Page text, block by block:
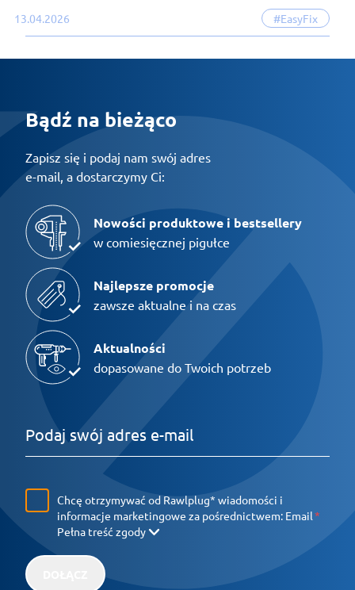
13.04.2026 #EasyFix
Bądź na bieżąco
Zapisz się i podaj nam swój adres
e-mail, a dostarczymy Ci:
Nowości produktowe i bestsellery
w comiesięcznej pigułce
Najlepsze promocje
zawsze aktualne i na czas
Aktualności
dopasowane do Twoich potrzeb
Chcę otrzymywać od Rawlplug* wiadomości i
informacje marketingowe za pośrednictwem: Email
Pełna treść zgody